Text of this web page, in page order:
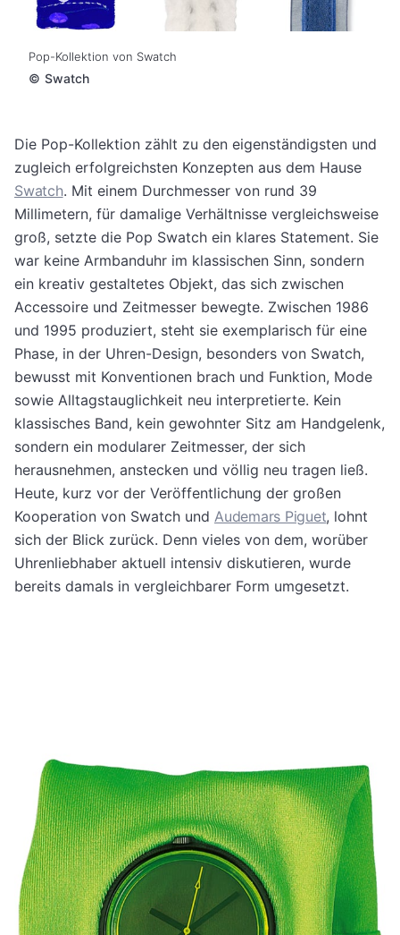
Pop-Kollektion von Swatch
© Swatch
Die Pop-Kollektion zählt zu den eigenständigsten und
zugleich erfolgreichsten Konzepten aus dem Hause
Swatch. Mit einem Durchmesser von rund 39
Millimetern, für damalige Verhältnisse vergleichsweise
groß, setzte die Pop Swatch ein klares Statement. Sie
war keine Armbanduhr im klassischen Sinn, sondern
ein kreativ gestaltetes Objekt, das sich zwischen
Accessoire und Zeitmesser bewegte. Zwischen 1986
und 1995 produziert, steht sie exemplarisch für eine
Phase, in der Uhren-Design, besonders von Swatch,
bewusst mit Konventionen brach und Funktion, Mode
sowie Alltagstauglichkeit neu interpretierte. Kein
klassisches Band, kein gewohnter Sitz am Handgelenk,
sondern ein modularer Zeitmesser, der sich
herausnehmen, anstecken und völlig neu tragen ließ.
Heute, kurz vor der Veröffentlichung der großen
Kooperation von Swatch und Audemars Piguet, lohnt
sich der Blick zurück. Denn vieles von dem, worüber
Uhrenliebhaber aktuell intensiv diskutieren, wurde
bereits damals in vergleichbarer Form umgesetzt.